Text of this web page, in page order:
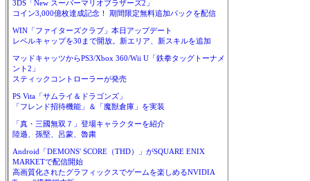
3DS「New スーパーマリオブラザーズ2」
コイン3,000億枚達成記念！ 期間限定無料追加パックを配信
WIN「ファイターズクラブ」本日アップデート
レベルキャップを30まで開放。新エリア、新スキルを追加
マッドキャッツからPS3/Xbox 360/Wii U「鉄拳タッグトーナメ
ント2」
スティックコントローラーが発売
PS Vita「サムライ＆ドラゴンズ」
「フレンド招待機能」＆「魔獣倉庫」を実装
「真・三國無双７」登場キャラクターを紹介
陸遜、孫堅、呂蒙、魯粛
Android「DEMONS' SCORE（THD）」がSQUARE ENIX
MARKETで配信開始
高画質化されたグラフィックスでゲームを楽しめるNVIDIA